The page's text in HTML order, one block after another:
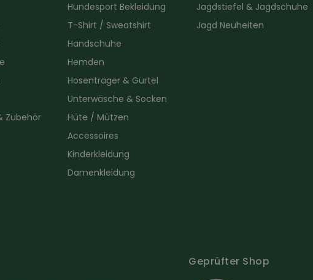
Zubehör
Hundesport Bekleidung
T-Shirt / Sweatshirt
Handschuhe
Hemden
Hosenträger & Gürtel
Unterwäsche & Socken
Hüte / Mützen
Accessoires
Kinderkleidung
Damenkleidung
Jagdstiefel & Jagdschuhe
Jagd Neuheiten
Geprüfter Shop